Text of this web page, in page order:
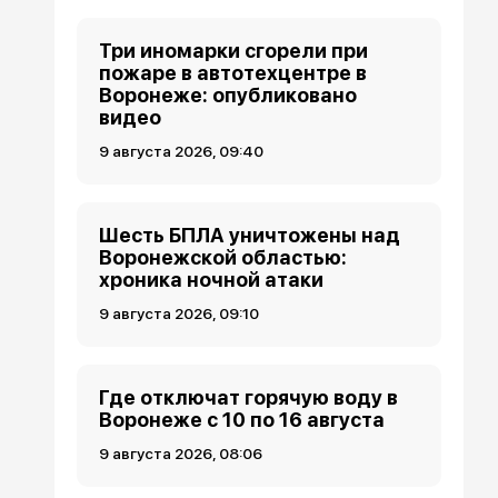
Три иномарки сгорели при
пожаре в автотехцентре в
Воронеже: опубликовано
видео
9 августа 2026, 09:40
Шесть БПЛА уничтожены над
Воронежской областью:
хроника ночной атаки
9 августа 2026, 09:10
Где отключат горячую воду в
Воронеже с 10 по 16 августа
9 августа 2026, 08:06